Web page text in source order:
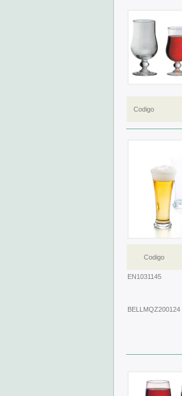
Codigo
Codigo
EN1031145
BELLMQZ200124